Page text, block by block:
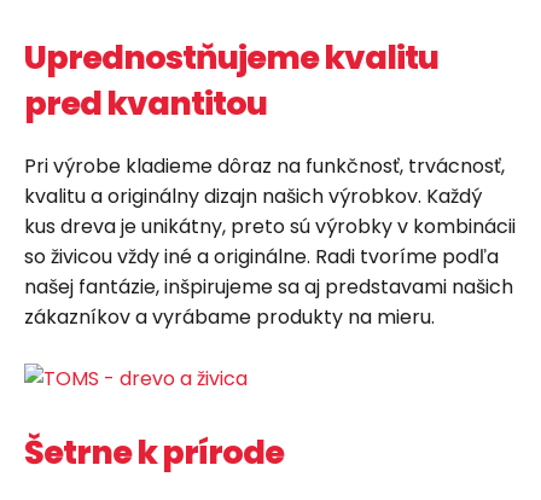
Uprednostňujeme kvalitu
pred kvantitou
Pri výrobe kladieme dôraz na funkčnosť, trvácnosť,
kvalitu a originálny dizajn našich výrobkov. Každý
kus dreva je unikátny, preto sú výrobky v kombinácii
so živicou vždy iné a originálne. Radi tvoríme podľa
našej fantázie, inšpirujeme sa aj predstavami našich
zákazníkov a vyrábame produkty na mieru.
Šetrne k prírode